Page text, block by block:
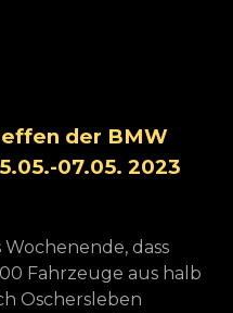
der BMW
07.05. 2023
dass
Fahrzeuge aus halb
Oschersleben